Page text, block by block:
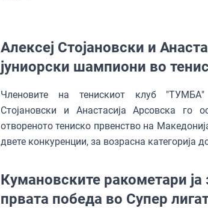
Алексеј Стојановски и
јуниорски шампиони во тенис
Членовите на тенискиот клуб
Стојановски и Анастасија Арсовска го
отвореното тениско првенство на
двете конкуренции, за возрасна категорија
Кумановските ракометари
првата победа во Супер